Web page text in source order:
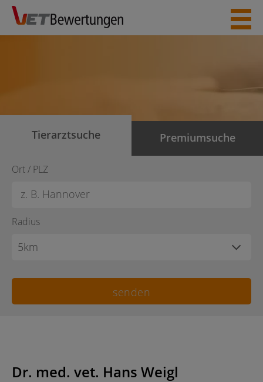
Skip
content
Tierarztsuche Premiumsuche
Ort / PLZ
Radius
Dr. med. vet. Hans Weigl